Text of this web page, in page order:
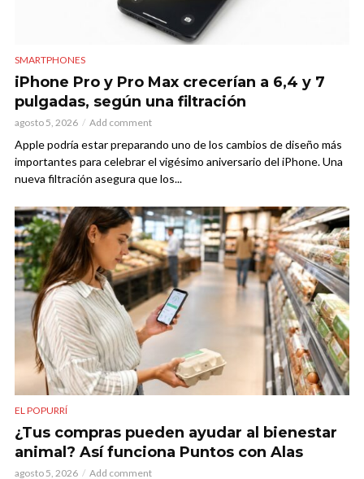
SMARTPHONES
iPhone Pro y Pro Max crecerían a 6,4 y 7
pulgadas, según una filtración
agosto 5, 2026 Add comment
Apple podría estar preparando uno de los cambios de diseño más
importantes para celebrar el vigésimo aniversario del iPhone. Una
nueva filtración asegura que los...
EL POPURRÍ
¿Tus compras pueden ayudar al bienestar
animal? Así funciona Puntos con Alas
agosto 5, 2026 Add comment